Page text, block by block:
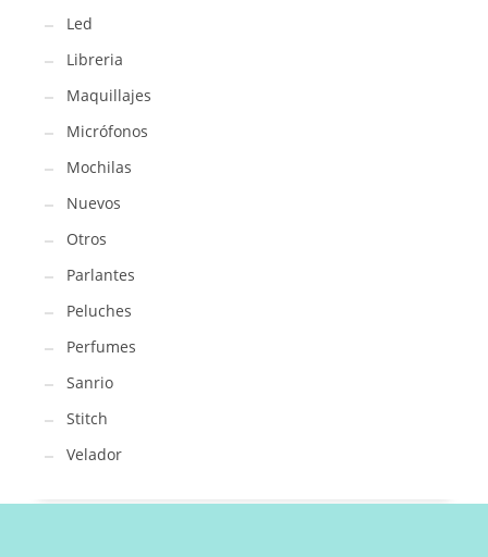
Led
Libreria
Maquillajes
Micrófonos
Mochilas
Nuevos
Otros
Parlantes
Peluches
Perfumes
Sanrio
Stitch
Velador